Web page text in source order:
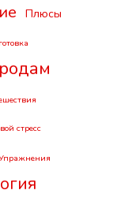
Плюсы
стресс